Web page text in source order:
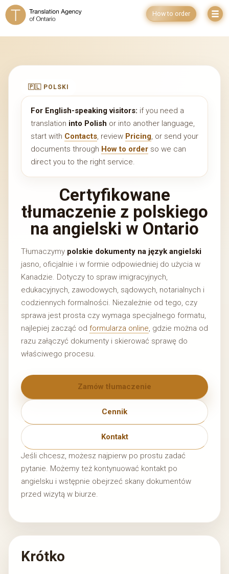
How to order
🇵🇱 POLSKI
For English-speaking visitors: if you need a
translation into Polish or into another language,
start with Contacts, review Pricing, or send your
documents through How to order so we can
direct you to the right service.
Certyfikowane
tłumaczenie z polskiego
na angielski w Ontario
Tłumaczymy polskie dokumenty na język angielski
jasno, oficjalnie i w formie odpowiedniej do użycia w
Kanadzie. Dotyczy to spraw imigracyjnych,
edukacyjnych, zawodowych, sądowych, notarialnych i
codziennych formalności. Niezależnie od tego, czy
sprawa jest prosta czy wymaga specjalnego formatu,
najlepiej zacząć od formularza online, gdzie można od
razu załączyć dokumenty i skierować sprawę do
właściwego procesu.
Zamów tłumaczenie
Cennik
Kontakt
Jeśli chcesz, możesz najpierw po prostu zadać
pytanie. Możemy też kontynuować kontakt po
angielsku i wstępnie obejrzeć skany dokumentów
przed wizytą w biurze.
Krótko